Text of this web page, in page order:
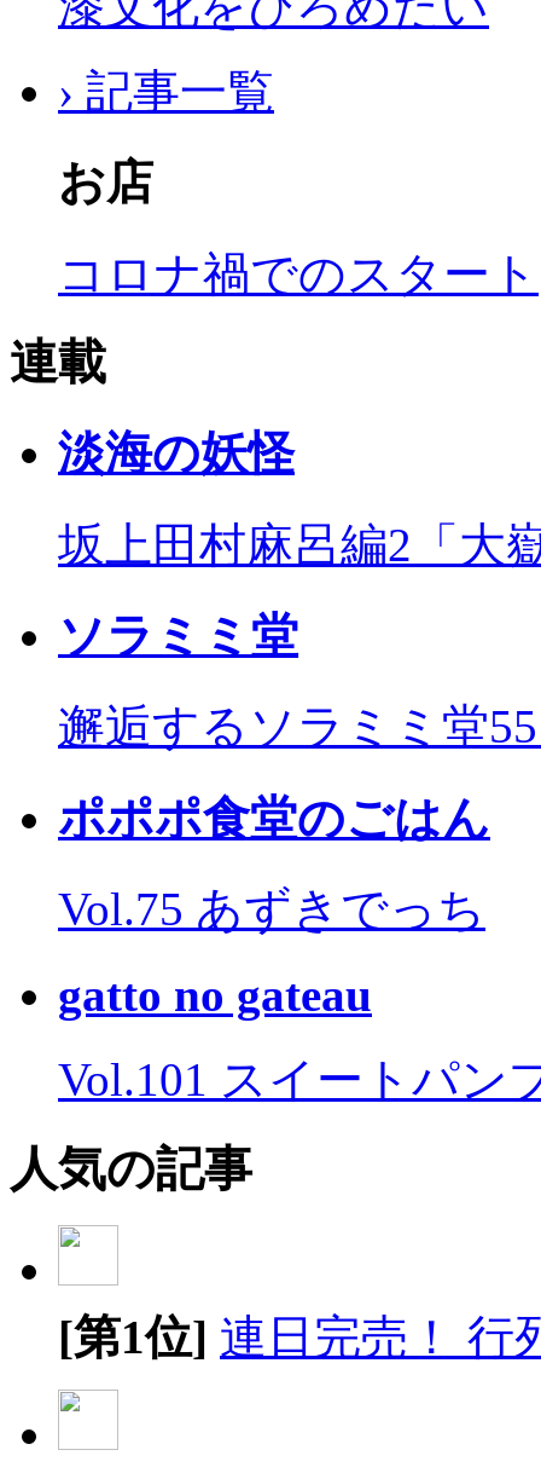
› 記事一覧
お店
コロナ禍でのスタート
連載
淡海の妖怪
坂上田村麻呂編2「大
ソラミミ堂
邂逅するソラミミ堂
ポポポ食堂のごはん
Vol.75 あずきでっち
gatto no gateau
Vol.101 スイートパン
人気の記事
[第1位] 連日完売！ 行